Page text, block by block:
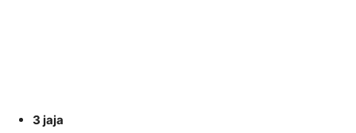
3 jaja